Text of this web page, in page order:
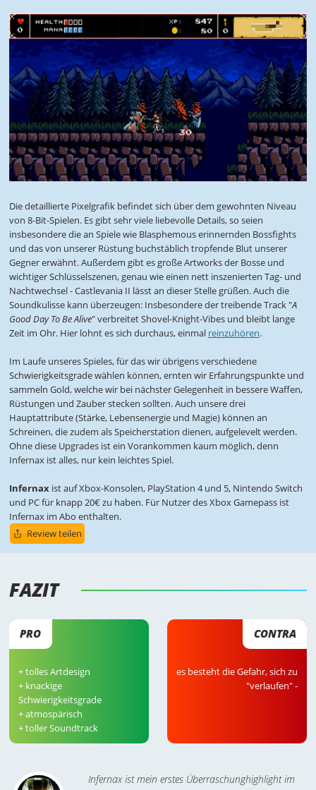
Die detaillierte Pixelgrafik befindet sich über dem gewohnten Niveau
von 8-Bit-Spielen. Es gibt sehr viele liebevolle Details, so seien
insbesondere die an Spiele wie Blasphemous erinnernden Bossfights
und das von unserer Rüstung buchstäblich tropfende Blut unserer
Gegner erwähnt. Außerdem gibt es große Artworks der Bosse und
wichtiger Schlüsselszenen, genau wie einen nett inszenierten Tag- und
Nachtwechsel - Castlevania II lässt an dieser Stelle grüßen. Auch die
Soundkulisse kann überzeugen: Insbesondere der treibende Track "A
Good Day To Be Alive" verbreitet Shovel-Knight-Vibes und bleibt lange
Zeit im Ohr. Hier lohnt es sich durchaus, einmal reinzuhören.
Im Laufe unseres Spieles, für das wir übrigens verschiedene
Schwierigkeitsgrade wählen können, ernten wir Erfahrungspunkte und
sammeln Gold, welche wir bei nächster Gelegenheit in bessere Waffen,
Rüstungen und Zauber stecken sollten. Auch unsere drei
Hauptattribute (Stärke, Lebensenergie und Magie) können an
Schreinen, die zudem als Speicherstation dienen, aufgelevelt werden.
Ohne diese Upgrades ist ein Vorankommen kaum möglich, denn
Infernax ist alles, nur kein leichtes Spiel.
Infernaxist auf Xbox-Konsolen, PlayStation 4 und 5, Nintendo Switch
und PC für knapp 20€ zu haben. Für Nutzer des Xbox Gamepass ist
Infernax im Abo enthalten.
Review teilen
FAZIT
PRO
+ tolles Artdesign
+ knackige
Schwierigkeitsgrade
+ atmospärisch
+ toller Soundtrack
CONTRA
es besteht die Gefahr, sich zu
"verlaufen" -
Infernax ist mein erstes Überraschunghighlight im